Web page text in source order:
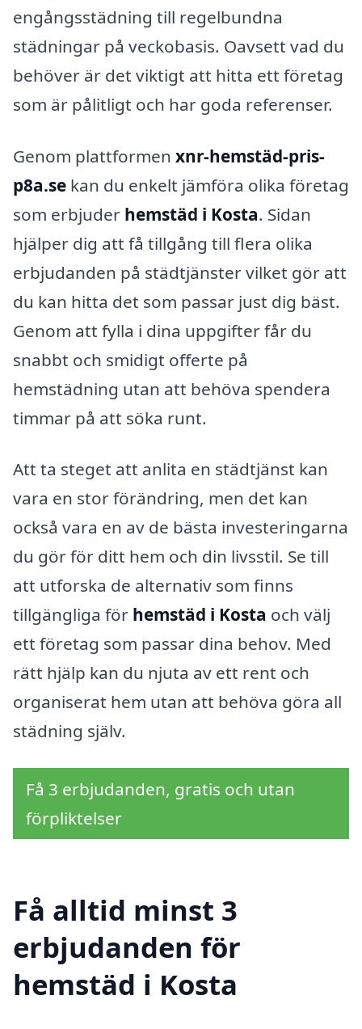
engångsstädning till regelbundna
städningar på veckobasis. Oavsett vad du
behöver är det viktigt att hitta ett företag
som är pålitligt och har goda referenser.
Genom plattformen xnr-hemstäd-pris-
p8a.se kan du enkelt jämföra olika företag
som erbjuder hemstäd i Kosta. Sidan
hjälper dig att få tillgång till flera olika
erbjudanden på städtjänster vilket gör att
du kan hitta det som passar just dig bäst.
Genom att fylla i dina uppgifter får du
snabbt och smidigt offerte på
hemstädning utan att behöva spendera
timmar på att söka runt.
Att ta steget att anlita en städtjänst kan
vara en stor förändring, men det kan
också vara en av de bästa investeringarna
du gör för ditt hem och din livsstil. Se till
att utforska de alternativ som finns
tillgängliga för hemstäd i Kosta och välj
ett företag som passar dina behov. Med
rätt hjälp kan du njuta av ett rent och
organiserat hem utan att behöva göra all
städning själv.
Få 3 erbjudanden, gratis och utan
förpliktelser
Få alltid minst 3
erbjudanden för
hemstäd i Kosta